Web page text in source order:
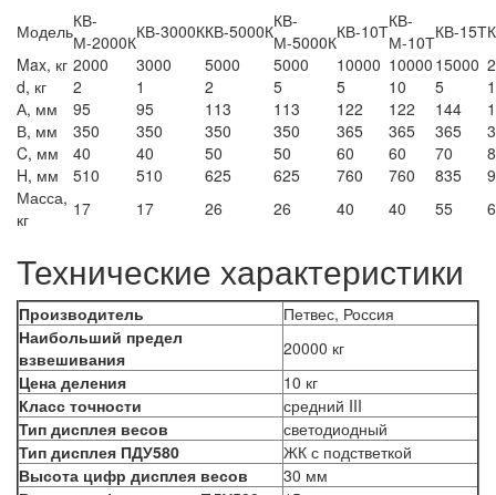
МодельКВ-
М-2000ККВ-3000ККВ-5000ККВ-
М-5000ККВ-10ТКВ-
М-10ТКВ-15Т
Max, кг 2000 3000 5000 5000 10000 10000 15000
d, кг
2 1 2 5 5 10 5
А, мм
95 95 113 113 122 122 144
В, мм
350 350 350 350 365 365 365
C, мм
40 40 50 50 60 60 70
H, мм
510 510 625 625 760 760 835
Масса,
кг
17 17 26 26 40 40 55
Технические характеристики
Производитель
Петвес, Россия
Наибольший предел
взвешивания
20000 кг
Цена деления
10 кг
Класс точности
средний III
Тип дисплея весов
светодиодный
Тип дисплея ПДУ580
ЖК с подстветкой
Высота цифр дисплея весов
30 мм